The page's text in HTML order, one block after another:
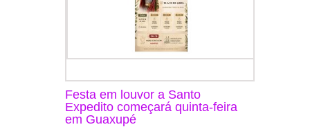
Festa em louvor a Santo
Expedito começará quinta-feira
em Guaxupé